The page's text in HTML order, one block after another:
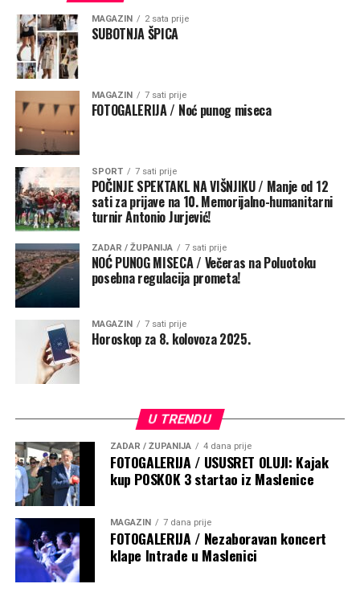
MAGAZIN 2 sata prije
SUBOTNJA ŠPICA
MAGAZIN 7 sati prije
FOTOGALERIJA / Noć punog miseca
SPORT 7 sati prije
POČINJE SPEKTAKL NA VIŠNJIKU / Manje od 12
sati za prijave na 10. Memorijalno-humanitarni
turnir Antonio Jurjević!
ZADAR / ŽUPANIJA 7 sati prije
NOĆ PUNOG MISECA / Večeras na Poluotoku
posebna regulacija prometa!
MAGAZIN 7 sati prije
Horoskop za 8. kolovoza 2025.
U TRENDU
ZADAR / ŽUPANIJA 4 dana prije
FOTOGALERIJA / USUSRET OLUJI: Kajak
kup POSKOK 3 startao iz Maslenice
MAGAZIN 7 dana prije
FOTOGALERIJA / Nezaboravan koncert
klape Intrade u Maslenici